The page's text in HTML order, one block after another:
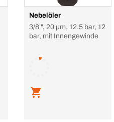
Nebelöler
3/8 ", 20 µm, 12.5 bar, 12
bar, mit Innengewinde